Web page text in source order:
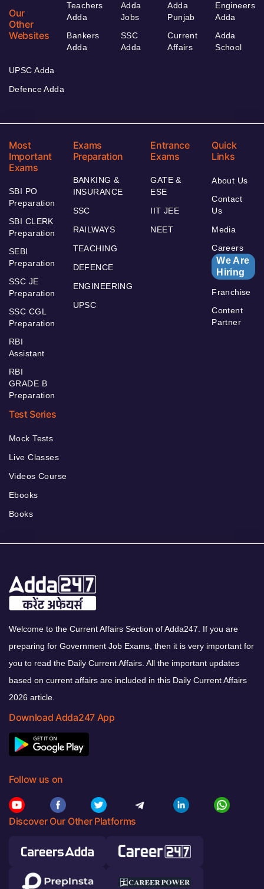
Our
Other
Websites
Teachers
Adda
Bankers
Adda
Adda
Jobs
SSC
Adda
Adda
Punjab
Current
Affairs
Engineers
Adda
Adda
School
UPSC Adda
Defence Adda
Most
Important
Exams
SBI PO
Preparation
SBI CLERK
Preparation
SEBI
Preparation
SSC JE
Preparation
SSC CGL
Preparation
RBI
Assistant
RBI
GRADE B
Preparation
Exams
Preparation
BANKING &
INSURANCE
SSC
RAILWAYS
TEACHING
DEFENCE
ENGINEERING
UPSC
Entrance
Exams
GATE &
ESE
IIT JEE
NEET
Quick
Links
About Us
Contact
Us
Media
Careers
We Are
Hiring
Franchise
Content
Partner
Test Series
Mock Tests
Live Classes
Videos Course
Ebooks
Books
Welcome to the Current Affairs Section of Adda247. If you are
preparing for Government Job Exams, then it is very important for
you to read the Daily Current Affairs. All the important updates
based on current affairs are included in this Daily Current Affairs
2026 article.
Download Adda247 App
Follow us on
Discover Our Other Platforms